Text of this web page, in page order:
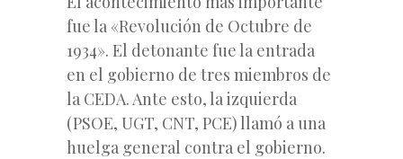
fue la «Revolución de Octubre de
1934». El detonante fue la entrada
en el gobierno de tres miembros de
la CEDA. Ante esto, la izquierda
(PSOE, UGT, CNT, PCE) llamó a una
huelga general contra el gobierno.